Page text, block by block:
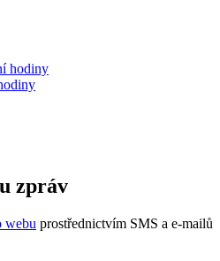
hodiny
zpráv
webu prostřednictvím SMS a e-mailů